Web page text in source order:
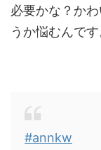
必要かな？か
うか悩むんです
#annkw